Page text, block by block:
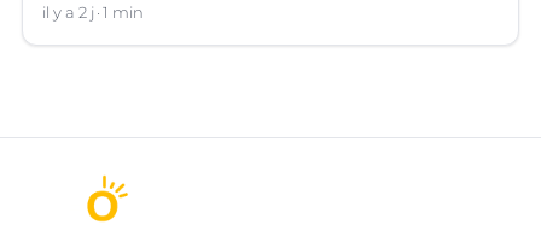
il y a 2 j 1 min